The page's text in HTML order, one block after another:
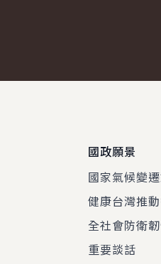
國政願景
國家氣候變
健康台灣推
全社會防衛
重要談話